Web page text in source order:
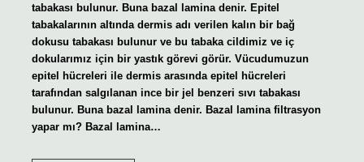
tabakası bulunur. Buna bazal lamina denir. Epitel
tabakalarının altında dermis adı verilen kalın bir bağ
dokusu tabakası bulunur ve bu tabaka cildimiz ve iç
dokularımız için bir yastık görevi görür. Vücudumuzun
epitel hücreleri ile dermis arasında epitel hücreleri
tarafından salgılanan ince bir jel benzeri sıvı tabakası
bulunur. Buna bazal lamina denir. Bazal lamina filtrasyon
yapar mı? Bazal lamina…